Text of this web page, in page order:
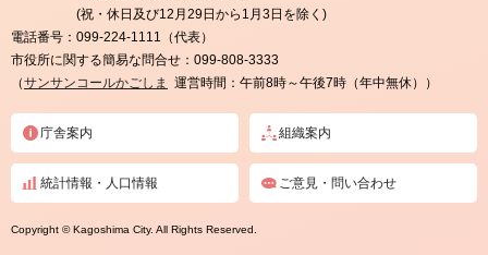
(祝・休日及び12月29日から1月3日を除く)
電話番号： 099-224-1111（代表）
市役所に関する簡易な問合せ： 099-808-3333
（サンサンコールかごしま 運営時間：午前8時～午後7時（年中無休））
庁舎案内 組織案内
統計情報・人口情報 ご意見・問い合わせ
Copyright © Kagoshima City. All Rights Reserved.